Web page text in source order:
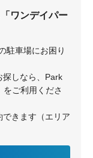
ワンデイパー
駐車場にお困り
探しなら、Park
ご利用くださ
きます（エリア